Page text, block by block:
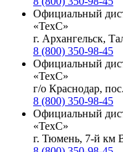
Официальный
«ТехС»
г. Архангельск,
8 (800) 350-98-45
Официальный
«ТехС»
г/о Краснодар,
8 (800) 350-98-45
Официальный
«ТехС»
г. Тюмень, 7-й км